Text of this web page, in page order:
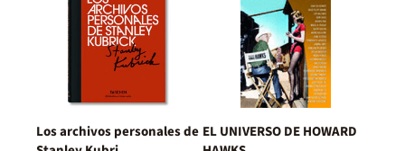
Los archivos personales de EL UNIVERSO DE HOWARD